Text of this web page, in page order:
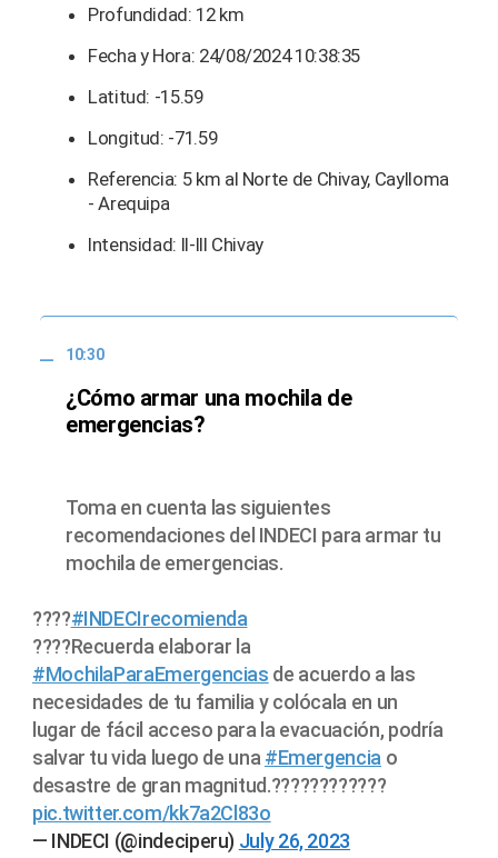
Profundidad: 12 km
Fecha y Hora: 24/08/2024 10:38:35
Latitud: -15.59
Longitud: -71.59
Referencia: 5 km al Norte de Chivay, Caylloma
- Arequipa
Intensidad: II-III Chivay
10:30
¿Cómo armar una mochila de
emergencias?
Toma en cuenta las siguientes
recomendaciones del INDECI para armar tu
mochila de emergencias.
????#INDECIrecomienda
????Recuerda elaborar la
#MochilaParaEmergencias de acuerdo a las
necesidades de tu familia y colócala en un
lugar de fácil acceso para la evacuación, podría
salvar tu vida luego de una #Emergencia o
desastre de gran magnitud.????????????
pic.twitter.com/kk7a2Cl83o
— INDECI (@indeciperu) July 26, 2023